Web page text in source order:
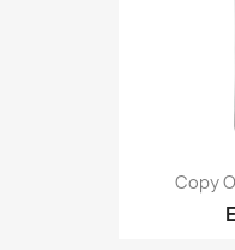
Copy